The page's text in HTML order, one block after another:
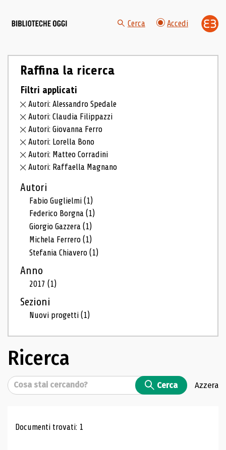
Cerca Accedi
Raffina la ricerca
Filtri applicati
Autori: Alessandro Spedale
Autori: Claudia Filippazzi
Autori: Giovanna Ferro
Autori: Lorella Bono
Autori: Matteo Corradini
Autori: Raffaella Magnano
Autori
Fabio Guglielmi(1)
Federico Borgna(1)
Giorgio Gazzera(1)
Michela Ferrero(1)
Stefania Chiavero(1)
Anno
2017(1)
Sezioni
Nuovi progetti(1)
Ricerca
Cerca Cerca Azzera
Risultati di ricerca
Documenti trovati: 1